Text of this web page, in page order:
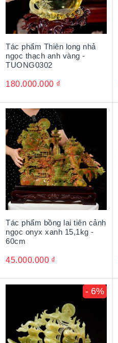
Tác phẩm Thiên long nhả
ngọc thạch anh vàng -
TUONG0302
180.000.000 ₫
Tác phẩm bồng lai tiên cảnh
ngọc onyx xanh 15,1kg -
60cm
45.000.000 ₫
- 6%